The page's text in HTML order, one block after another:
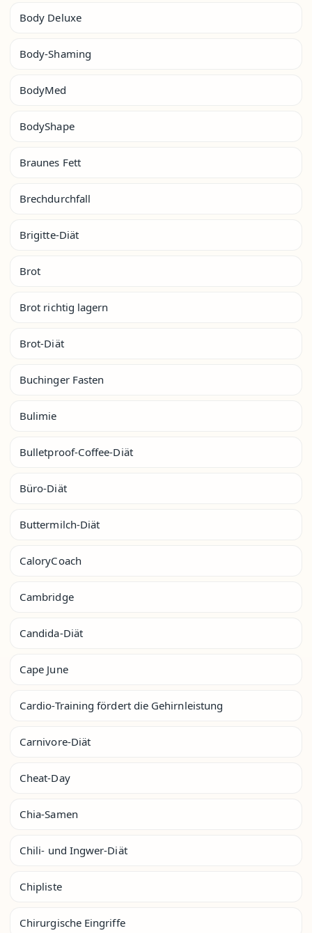
Body Deluxe
Body-Shaming
BodyMed
BodyShape
Braunes Fett
Brechdurchfall
Brigitte-Diät
Brot
Brot richtig lagern
Brot-Diät
Buchinger Fasten
Bulimie
Bulletproof-Coffee-Diät
Büro-Diät
Buttermilch-Diät
CaloryCoach
Cambridge
Candida-Diät
Cape June
Cardio-Training fördert die Gehirnleistung
Carnivore-Diät
Cheat-Day
Chia-Samen
Chili- und Ingwer-Diät
Chipliste
Chirurgische Eingriffe